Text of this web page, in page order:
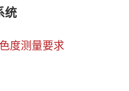
统
度测量要求